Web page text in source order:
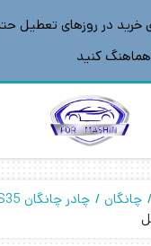
خرید در روزهای تعطیل
چانگان چادر چانگان CS35